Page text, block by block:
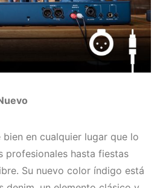
bien en cualquier lugar que lo
profesionales hasta fiestas
Su nuevo color índigo está